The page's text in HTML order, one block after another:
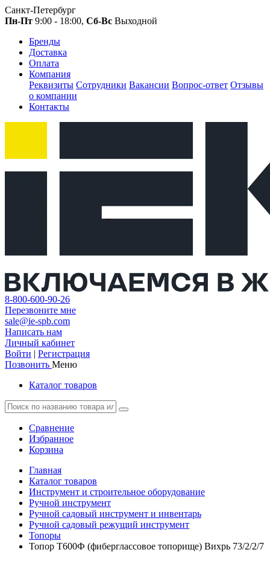
Санкт-Петербург
Пн-Пт 9:00 - 18:00, Сб-Вс Выходной
Бренды
Доставка
Оплата
Компания
Реквизиты Сотрудники Вакансии Вопрос-ответ Отзывы
о компании
Контакты
8-800-600-90-26
Перезвоните мне
sale@ie-spb.com
Написать нам
Личный кабинет
Войти | Регистрация
Позвонить Меню
Каталог товаров
Сравнение
Избранное
Корзина
Главная
Каталог товаров
Инструмент и строительное оборудование
Ручной инструмент
Ручной садовый инструмент и инвентарь
Ручной садовый режущий инструмент
Топоры
Топор Т600Ф (фиберглассовое топорище) Вихрь 73/2/2/7